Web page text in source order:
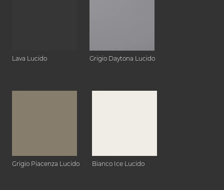
Lava Lucido Grigio Daytona Lucido
Grigio Piacenza Lucido Bianco Ice Lucido